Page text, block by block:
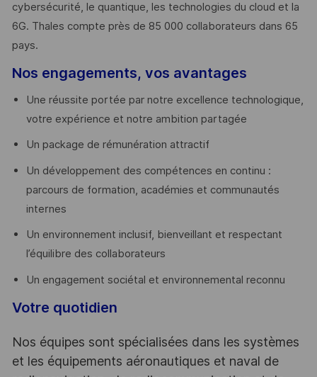
cybersécurité, le quantique, les technologies du cloud et la
6G. Thales compte près de 85 000 collaborateurs dans 65
pays. ​
Nos engagements, vos avantages
Une réussite portée par notre excellence technologique,
votre expérience et notre ambition partagée
Un package de rémunération attractif
Un développement des compétences en continu :
parcours de formation, académies et communautés
internes
Un environnement inclusif, bienveillant et respectant
l’équilibre des collaborateurs
Un engagement sociétal et environnemental reconnu
Votre quotidien
Nos équipes sont spécialisées dans les systèmes
et les équipements aéronautiques et naval de